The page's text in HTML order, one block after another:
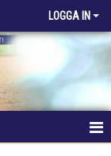
LOGGA IN